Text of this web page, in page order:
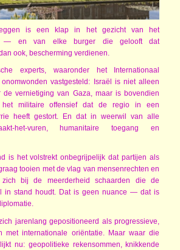
is een klap in het gezicht van het
— en van elke burger die gelooft dat
ook, bescherming verdienen.
experts, waaronder het Internationaal
vastgesteld: Israël is niet alleen
de vernietiging van Gaza, maar is bovendien
het militaire offensief dat de regio in een
heeft gestort. En dat in weerwil van alle
het-vuren, humanitaire toegang en
is het volstrekt onbegrijpelijk dat partijen als
tooien met de vlag van mensenrechten en
zich bij de meerderheid schaarden die de
in stand houdt. Dat is geen nuance — dat is
jarenlang gepositioneerd als progressieve,
met internationale oriëntatie. Maar waar die
nu: geopolitieke rekensommen, knikkende